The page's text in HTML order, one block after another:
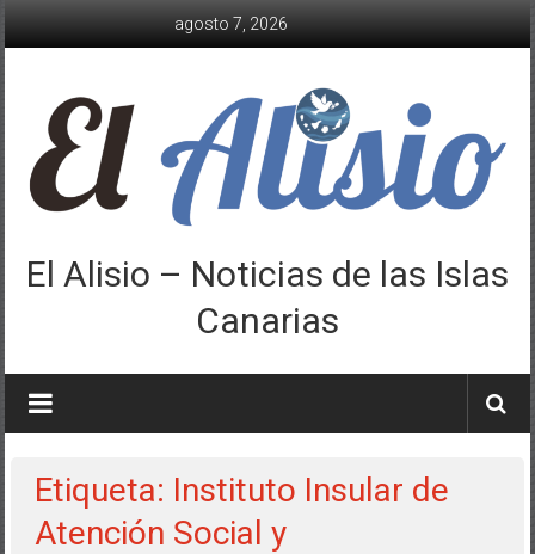
agosto 7, 2026
El Alisio – Noticias de las Islas
Canarias
Etiqueta: Instituto Insular de
Atención Social y